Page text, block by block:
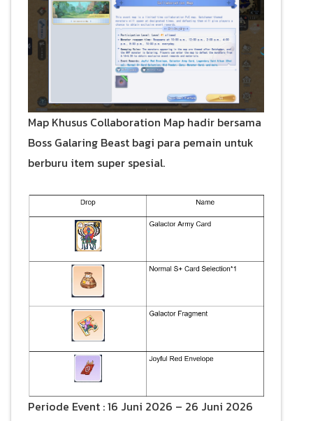
Map Khusus Collaboration Map hadir bersama
Boss Galaring Beast bagi para pemain untuk
berburu item super spesial.
Periode Event : 16 Juni 2026 – 26 Juni 2026